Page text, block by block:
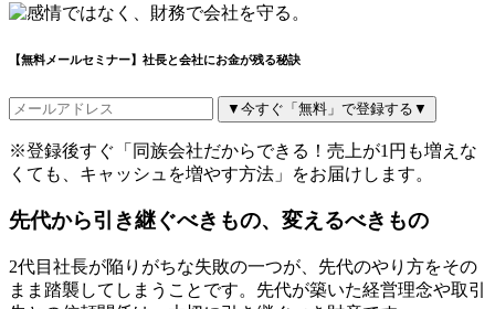
【無料メールセミナー】社長と会社にお金が残る秘訣
▼今すぐ「無料」で登録する▼
※登録後すぐ「同族会社だからできる！売上が1円も増えな
くても、キャッシュを増やす方法」をお届けします。
先代から引き継ぐべきもの、変えるべきもの
2代目社長が陥りがちな失敗の一つが、先代のやり方をその
まま踏襲してしまうことです。先代が築いた経営理念や取引